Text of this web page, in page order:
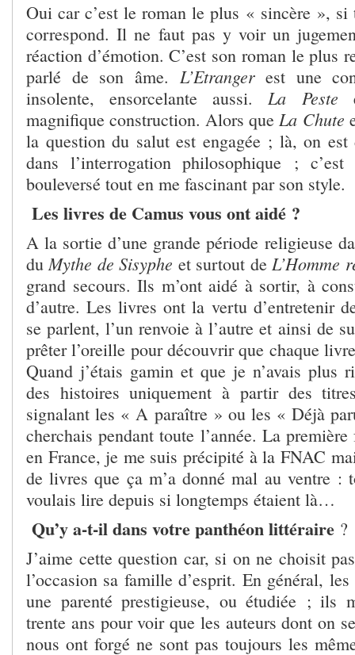
Oui car c’est le roman le plus « sincère », si
correspond. Il ne faut pas y voir un
réaction d’émotion. C’est son roman le plus
parlé de son âme. L’Etrangerest une
insolente, ensorcelante aussi.La Peste
magnifique construction. Alors queLa Chute
la question du salut est engagée ; là, on est
dans l’interrogation philosophique ;
bouleversé tout en me fascinant par son style.
Les livres de Camus vous ont aidé ?
A la sortie d’une grande période religieuse
duMythe de Sisyphe et surtout deL’Homme
grand secours. Ils m’ont aidé à sortir, à
d’autre. Les livres ont la vertu d’entretenir
se parlent, l’un renvoie à l’autre et ainsi de
prêter l’oreille pour découvrir que chaque
Quand j’étais gamin et que je n’avais plus
des histoires uniquement à partir des
signalant les « A paraître » ou les « Déjà
cherchais pendant toute l’année. La
en France, je me suis précipité à la FNAC
de livres que ça m’a donné mal au ventre :
voulais lire depuis si longtemps étaient là…
Qu’y a-t-il dans votre panthéon littéraire ?
J’aime cette question car, si on ne choisit
l’occasion sa famille d’esprit. En général,
une parenté prestigieuse, ou étudiée ; ils
trente ans pour voir que les auteurs dont on
nous ont forgé ne sont pas toujours les